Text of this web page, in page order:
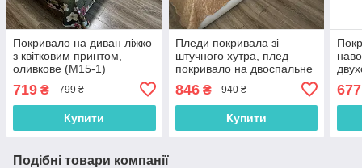
Покривало на диван ліжко
з квітковим принтом,
оливкове (М15-1)
719 ₴ 799 ₴
Купити
Пледи покривала зі
штучного хутра, плед
покривало на двоспальне
поривало на диван ліжко
Золотисте (P-E3-5)
846₴ 940 ₴
Купити
13-
677
Подібні товари компанії